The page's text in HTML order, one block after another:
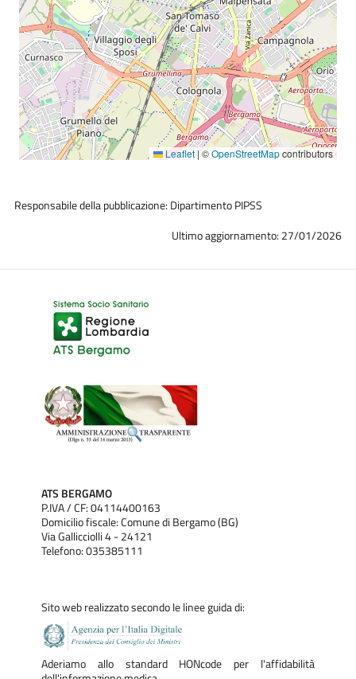
Leaflet |©OpenStreetMapcontributors
Responsabile della pubblicazione: Dipartimento PIPSS
Ultimo aggiornamento: 27/01/2026
ATS BERGAMO
P.IVA / CF: 04114400163
Domicilio fiscale: Comune di Bergamo (BG)
Via Gallicciolli 4 - 24121
Telefono: 035385111
Sito web realizzato secondo le linee guida di:
Aderiamo allo standard HONcode per l'affidabilità